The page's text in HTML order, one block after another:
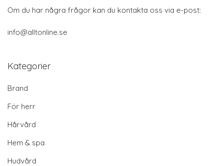
Om du har några frågor kan du kontakta oss via e-post:
info@alltonline.se
Kategorier
Brand
För herr
Hårvård
Hem & spa
Hudvård